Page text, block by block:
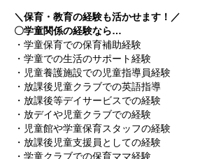
＼保育・教育の経験も活かせます！／
〇学童関係の経験なら…
・学童保育での保育補助経験
・学童での生活のサポート経験
・児童養護施設での児童指導員経験
・放課後児童クラブでの英語指導
・放課後等デイサービスでの経験
・放デイや児童クラブでの経験
・児童館や学童保育スタッフの経験
・放課後児童支援員としての経験
・学童クラブでの保育ママ経験